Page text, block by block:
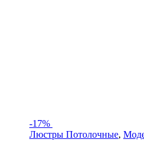
-17%
Люстры Потолочные,